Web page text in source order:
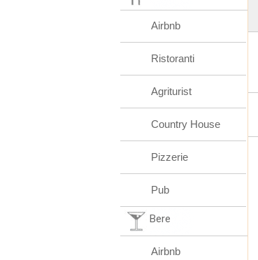
Airbnb
Ristoranti
Agriturist
Country House
Pizzerie
Pub
Bere
Airbnb